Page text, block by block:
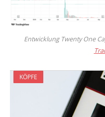
Entwicklung Twenty One
KÖPFE